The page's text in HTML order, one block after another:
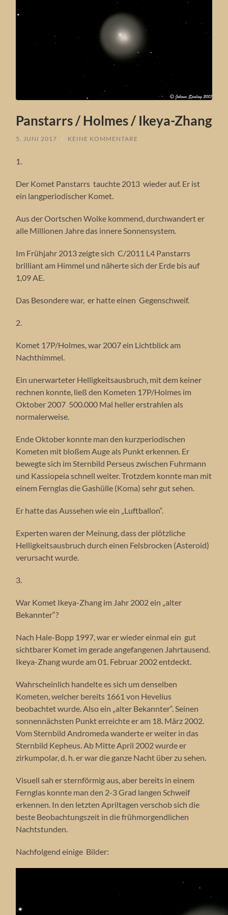
Panstarrs / Holmes / Ikeya-Zhang
5. JUNI 2017 / KEINE KOMMENTARE
1.
Der Komet Panstarrs tauchte 2013 wieder auf. Er ist
ein langperiodischer Komet.
Aus der Oortschen Wolke kommend, durchwandert er
alle Millionen Jahre das innere Sonnensystem.
Im Frühjahr 2013 zeigte sich C/2011 L4 Panstarrs
brilliant am Himmel und näherte sich der Erde bis auf
1,09 AE.
Das Besondere war, er hatte einen Gegenschweif.
2.
Komet 17P/Holmes, war 2007 ein Lichtblick am
Nachthimmel.
Ein unerwarteter Helligkeitsausbruch, mit dem keiner
rechnen konnte, ließ den Kometen 17P/Holmes im
Oktober 2007 500.000 Mal heller erstrahlen als
normalerweise.
Ende Oktober konnte man den kurzperiodischen
Kometen mit bloßem Auge als Punkt erkennen. Er
bewegte sich im Sternbild Perseus zwischen Fuhrmann
und Kassiopeia schnell weiter. Trotzdem konnte man mit
einem Fernglas die Gashülle (Koma) sehr gut sehen.
Er hatte das Aussehen wie ein „Luftballon“.
Experten waren der Meinung, dass der plötzliche
Helligkeitsausbruch durch einen Felsbrocken (Asteroid)
verursacht wurde.
3.
War Komet Ikeya-Zhang im Jahr 2002 ein „alter
Bekannter“?
Nach Hale-Bopp 1997, war er wieder einmal ein gut
sichtbarer Komet im gerade angefangenen Jahrtausend.
Ikeya-Zhang wurde am 01. Februar 2002 entdeckt.
Wahrscheinlich handelte es sich um denselben
Kometen, welcher bereits 1661 von Hevelius
beobachtet wurde. Also ein „alter Bekannter“. Seinen
sonnennächsten Punkt erreichte er am 18. März 2002.
Vom Sternbild Andromeda wanderte er weiter in das
Sternbild Kepheus. Ab Mitte April 2002 wurde er
zirkumpolar, d. h. er war die ganze Nacht über zu sehen.
Visuell sah er sternförmig aus, aber bereits in einem
Fernglas konnte man den 2-3 Grad langen Schweif
erkennen. In den letzten Apriltagen verschob sich die
beste Beobachtungszeit in die frühmorgendlichen
Nachtstunden.
Nachfolgend einige Bilder: